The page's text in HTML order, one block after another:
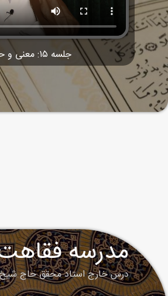
جلسه ۱۵: معنی و حقیقت حمد
مدرسه
درس خارج استاد محقق حاج